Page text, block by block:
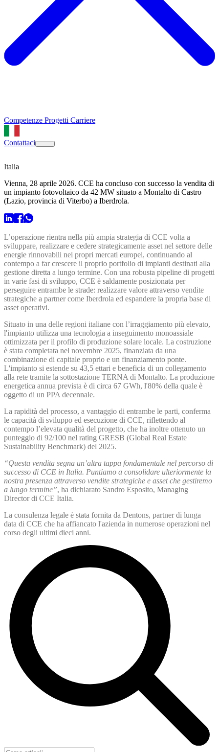
Competenze Progetti Carriere
Contattaci
Italia
Vienna, 28 aprile 2026. CCE ha concluso con successo la vendita di
un impianto fotovoltaico da 42 MW situato a Montalto di Castro
(Lazio, provincia di Viterbo) a Iberdrola.
L’operazione rientra nella più ampia strategia di CCE volta a
sviluppare, realizzare e cedere strategicamente asset nel settore delle
energie rinnovabili nei propri mercati europei, continuando al
contempo a far crescere il proprio portfolio di impianti destinati alla
gestione diretta a lungo termine. Con una robusta pipeline di progetti
in varie fasi di sviluppo, CCE è saldamente posizionata per
perseguire entrambe le strade: realizzare valore attraverso vendite
strategiche a partner come Iberdrola ed espandere la propria base di
asset operativi.
Situato in una delle regioni italiane con l’irraggiamento più elevato,
l'impianto utilizza una tecnologia a inseguimento monoassiale
ottimizzata per il profilo di produzione solare locale. La costruzione
è stata completata nel novembre 2025, finanziata da una
combinazione di capitale proprio e un finanziamento ponte.
L'impianto si estende su 43,5 ettari e beneficia di un collegamento
alla rete tramite la sottostazione TERNA di Montalto. La produzione
energetica annua prevista è di circa 67 GWh, l'80% della quale è
oggetto di un PPA decennale.
La rapidità del processo, a vantaggio di entrambe le parti, conferma
le capacità di sviluppo ed esecuzione di CCE, riflettendo al
contempo l’elevata qualità del progetto, che ha inoltre ottenuto un
punteggio di 92/100 nel rating GRESB (Global Real Estate
Sustainability Benchmark) del 2025.
“Questa vendita segna un’altra tappa fondamentale nel percorso di
successo di CCE in Italia. Puntiamo a consolidare ulteriormente la
nostra presenza attraverso vendite strategiche e asset che gestiremo
a lungo termine”, ha dichiarato Sandro Esposito, Managing
Director di CCE Italia.
La consulenza legale è stata fornita da Dentons, partner di lunga
data di CCE che ha affiancato l'azienda in numerose operazioni nel
corso degli ultimi dieci anni.